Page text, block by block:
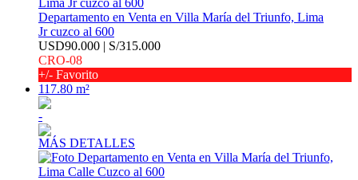
Departamento en Venta en Villa María del Triunfo, Lima
Jr cuzco al 600
USD90.000 | S/315.000
CRO-08
+/- Favorito
117.80 m²
-
MÁS DETALLES